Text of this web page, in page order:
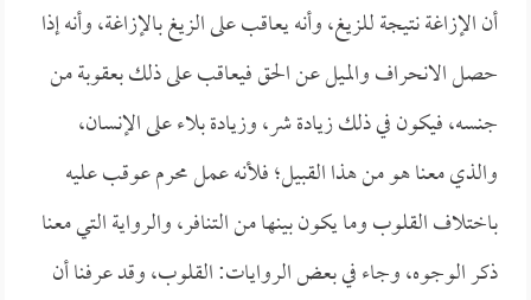
أن الإزاغة نتيجة للزيغ، وأنه يعاقب على الزيغ بالإزاغة، وأنه إذا
حصل الانحراف والميل عن الحق فيعاقب على ذلك بعقوبة من
جنسه، فيكون في ذلك زيادة شر، وزيادة بلاء على الإنسان،
والذي معنا هو من هذا القبيل؛ فلأنه عمل محرم عوقب عليه
باختلاف القلوب وما يكون بينها من التنافر، والرواية التي معنا
ذكر الوجوه، وجاء في بعض الروايات: القلوب، وقد عرفنا أن